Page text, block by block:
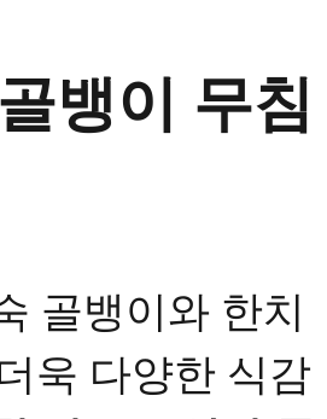
뱅이 무침
골뱅이와 한치
욱 다양한 식감